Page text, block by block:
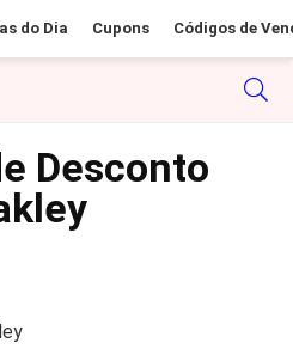
do Dia Cupons Códigos de
Desconto